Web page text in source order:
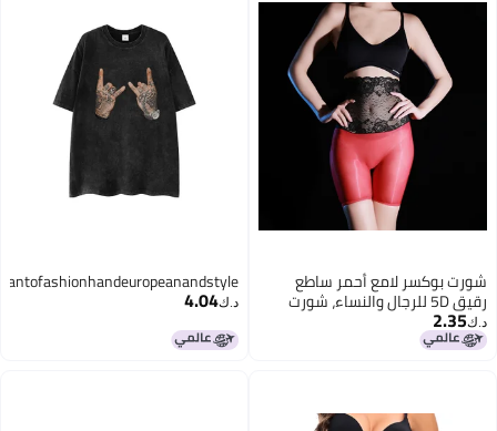
شورت بوكسر لامع أحمر ساطع
رقيق 5D للرجال والنساء، شورت
بوكسر ناعم مثل الحرير بزيت الحصان،
جوارب شفافة كبيرة الحجم
د.ك‏2.35
د.ك‏4.04